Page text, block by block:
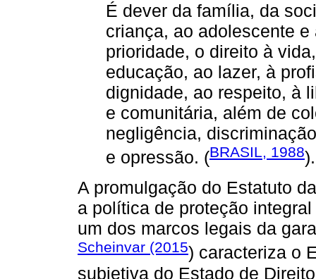
É dever da família, da
criança, ao adolescente
prioridade, o direito à
educação, ao lazer, à
dignidade, ao respeito, à
e comunitária, além de
negligência,
e opressão. (BRASIL, 1988).
A promulgação do Estatuto
a política de proteção
um dos marcos legais da
Scheinvar (2015) caracteriza o
subjetiva do Estado de